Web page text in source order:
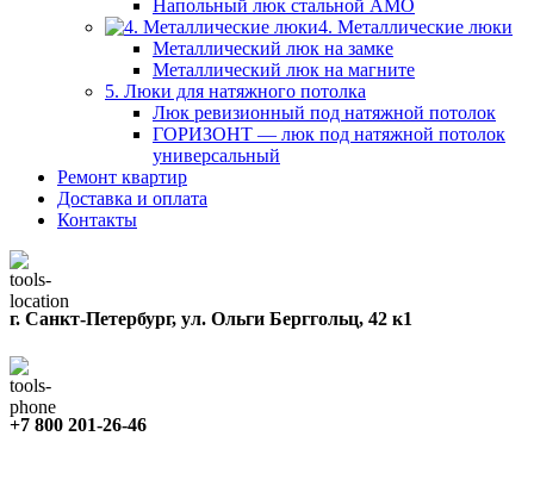
Напольный люк стальной АМО
4. Металлические люки
Металлический люк на замке
Металлический люк на магните
5. Люки для натяжного потолка
Люк ревизионный под натяжной потолок
ГОРИЗОНТ — люк под натяжной потолок
универсальный
Ремонт квартир
Доставка и оплата
Контакты
г. Санкт-Петербург, ул. Ольги Берггольц, 42 к1
+7 800 201-26-46